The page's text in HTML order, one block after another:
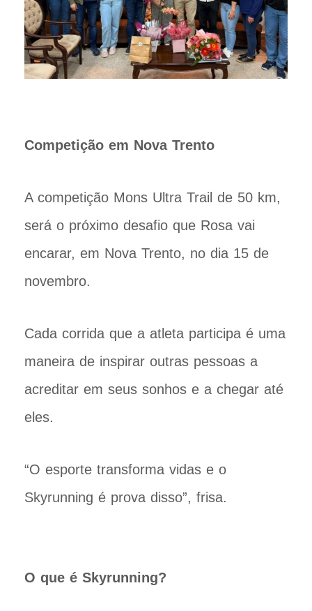
Competição em Nova Trento
A competição Mons Ultra Trail de 50 km,
será o próximo desafio que Rosa vai
encarar, em Nova Trento, no dia 15 de
novembro.
Cada corrida que a atleta participa é uma
maneira de inspirar outras pessoas a
acreditar em seus sonhos e a chegar até
eles.
“O esporte transforma vidas e o
Skyrunning é prova disso”, frisa.
O que é Skyrunning?